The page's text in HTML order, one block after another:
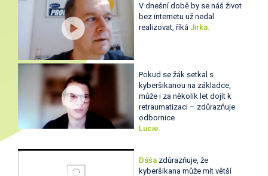
V dnešní době by se náš život
bez internetu už nedal
realizovat, říká Jirka.
Pokud se žák setkal s
kyberšikanou na základce,
může i za několik let dojít k
retraumatizaci – zdůrazňuje
odbornice
Lucie.
Dáša zdůrazňuje, že
kyberšikana může mít větší